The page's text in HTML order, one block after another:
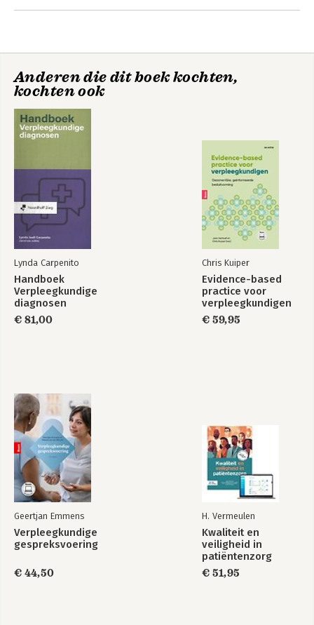
verpleegkundigen
9 Gezondheidsbevordering tijdens de levensloop
11 Het raamwerk Intervention Mapping
Anderen die dit boek kochten,
kochten ook
Lynda Carpenito
Handboek
Verpleegkundige
diagnosen
€ 81,00
Chris Kuiper
Evidence-based
practice voor
verpleegkundigen
€ 59,95
Geertjan Emmens
Verpleegkundige
gespreksvoering
€ 44,50
H. Vermeulen
Kwaliteit en
veiligheid in
patiëntenzorg
€ 51,95